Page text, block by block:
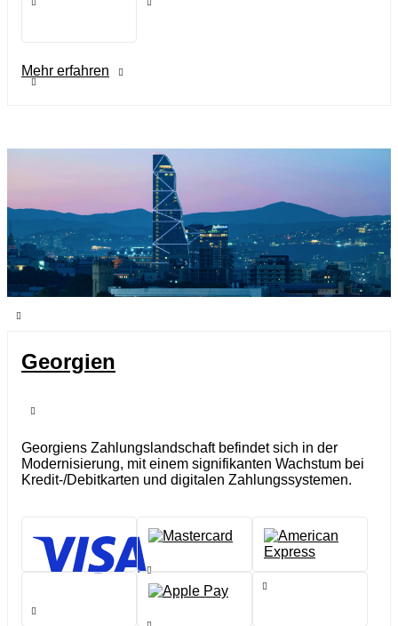
Mehr erfahren
Georgien
Georgiens Zahlungslandschaft befindet sich in der
Modernisierung, mit einem signifikanten Wachstum bei
Kredit-/Debitkarten und digitalen Zahlungssystemen.